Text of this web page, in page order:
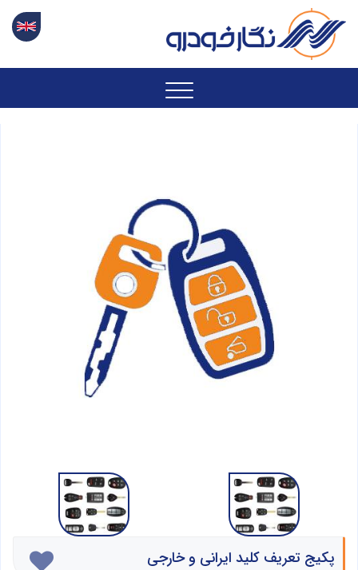
پکیج تعریف کلید ایرانی و خارجی